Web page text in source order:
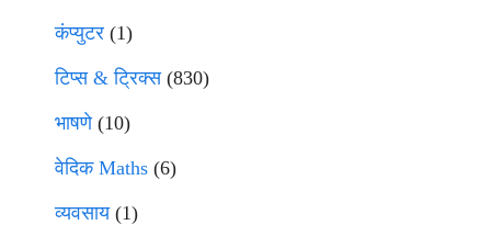
कंप्युटर (1)
टिप्स & ट्रिक्स(830)
भाषणे(10)
वेदिक Maths (6)
व्यवसाय(1)